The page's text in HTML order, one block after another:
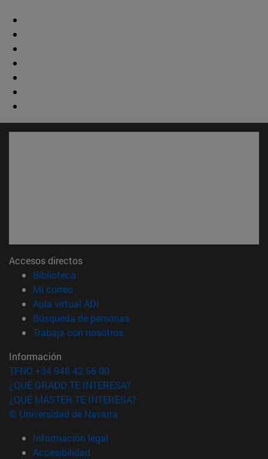
Accesos directos
Biblioteca
Mi correo(abre en nueva ventana)
Aula virtual ADI
Búsqueda de personas(abre en nueva ventana)
Trabaja con nosotros(abre en nueva ventana)
Información
TFNO +34 948 42 56 00
¿QUÉ GRADO TE INTERESA?
¿QUÉ MÁSTER TE INTERESA?
© Universidad de Navarra
Información legal
Accesibilidad